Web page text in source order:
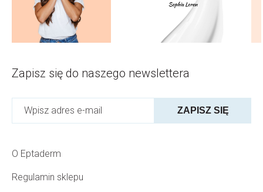
Zapisz się do naszego newslettera
ZAPISZ SIĘ
O Eptaderm
Regulamin sklepu